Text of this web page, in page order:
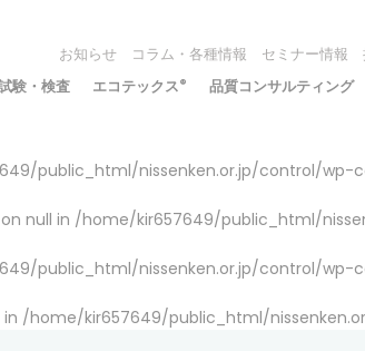
お知らせ コラム・各種情報 セミナー情報
験・検査 エコテックス® 品質コンサルティング
public_html/nissenken.or.jp/control/
null in /home/kir657649/public_html/
public_html/nissenken.or.jp/control/
/home/kir657649/public_html/